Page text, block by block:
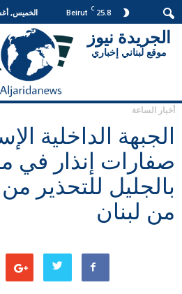
25.8
C
Beirut الخميس,
الجريدة
نيوز
الجريدة نيوز
موقع لبناني إخباري
أخبار الساعة
الجبهة الداخلية
صفارات إنذار في
بالجليل للتحذير
من لبنان